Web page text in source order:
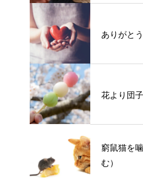
ありがと
花より団
窮鼠猫を
む）